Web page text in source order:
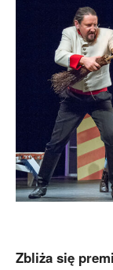
Zbliża się